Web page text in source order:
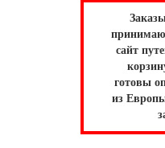
сайт
готовы
из